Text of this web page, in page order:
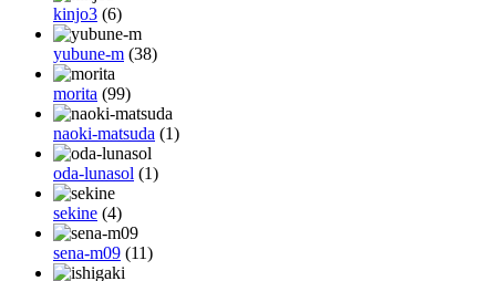
kinjo3 (6)
yubune-m (38)
morita (99)
naoki-matsuda (1)
oda-lunasol (1)
sekine (4)
sena-m09 (11)